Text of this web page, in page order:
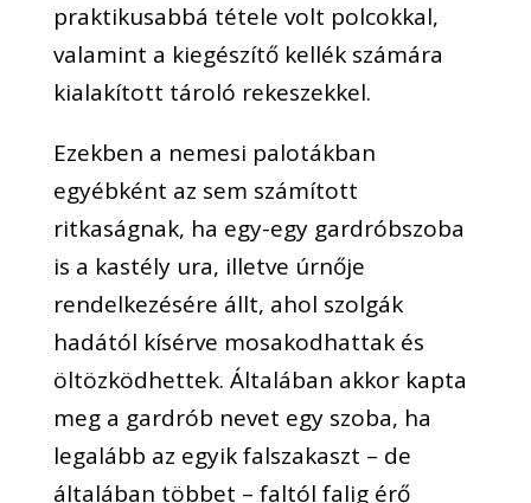
praktikusabbá tétele volt polcokkal,
valamint a kiegészítő kellék számára
kialakított tároló rekeszekkel.
Ezekben a nemesi palotákban
egyébként az sem számított
ritkaságnak, ha egy-egy gardróbszoba
is a kastély ura, illetve úrnője
rendelkezésére állt, ahol szolgák
hadától kísérve mosakodhattak és
öltözködhettek. Általában akkor kapta
meg a gardrób nevet egy szoba, ha
legalább az egyik falszakaszt – de
általában többet – faltól falig érő